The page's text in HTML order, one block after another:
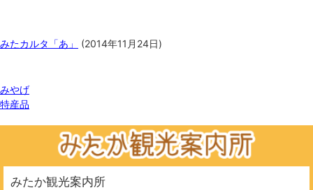
みたカルタ「あ」 (2014年11月24日)
みやげ
特産品
みたか観光案内所